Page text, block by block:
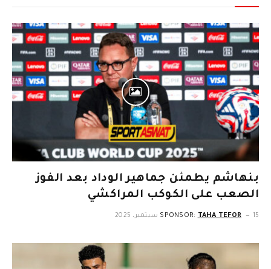
بنهاشم يطمئن جماهير الوداد بعد الفوز
الصعب على الكوكب المراكشي
SPONSOR: TAHA TEFOR 15 سبتمبر، 2025